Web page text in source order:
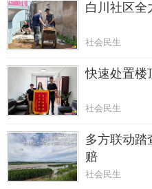
白川社区全
社会民生
快速处置楼
社会民生
多方联动踏
赔
社会民生